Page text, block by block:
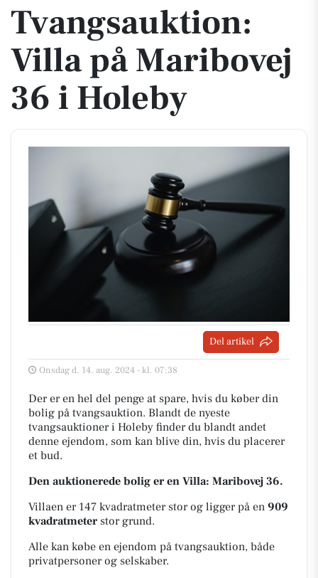
Tvangsauktion:
Villa på Maribovej
36 i Holeby
Del artikel
Onsdag d. 14. aug. 2024 - kl. 07:38
Der er en hel del penge at spare, hvis du køber din
bolig på tvangsauktion. Blandt de nyeste
tvangsauktioner i Holeby finder du blandt andet
denne ejendom, som kan blive din, hvis du placerer
et bud.
Den auktionerede bolig er en Villa: Maribovej 36.
Villaen er 147 kvadratmeter stor og ligger på en 909
kvadratmeter stor grund.
Alle kan købe en ejendom på tvangsauktion, både
privatpersoner og selskaber.